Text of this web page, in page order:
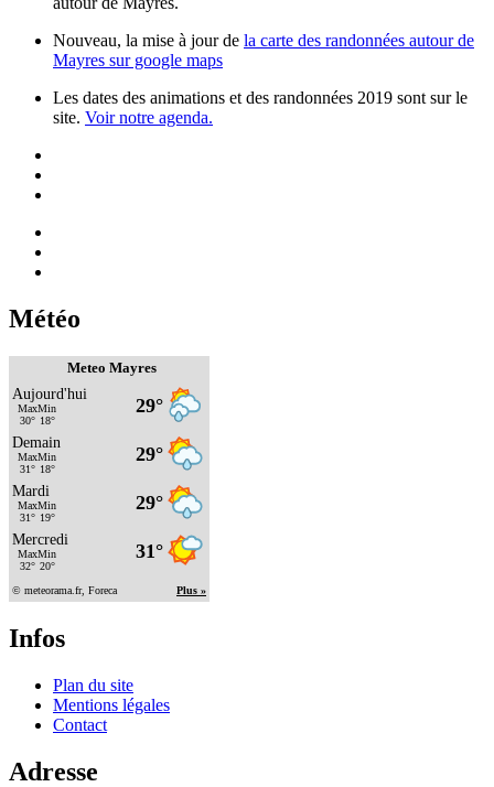
Nouveau, la mise à jour de la carte des randonnées autour de
Mayres sur google maps
Les dates des animations et des randonnées 2019 sont sur le
site. Voir notre agenda.
Météo
Meteo Mayres
Infos
Plan du site
Mentions légales
Contact
Adresse